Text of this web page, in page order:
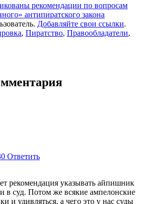
рекомендации по вопросам
антипиратского закона
Добавляйте свои ссылки.
, Пиратство, Правообладатели,
Ответить
рекомендация указывать айпишник
в суд. Потом же всякие ампелонские
и удивляться, а чего это у нас суды